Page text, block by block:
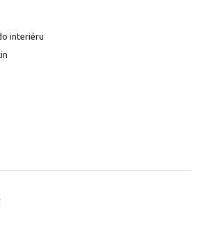
interiéru